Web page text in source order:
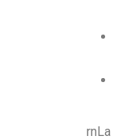
rnLa